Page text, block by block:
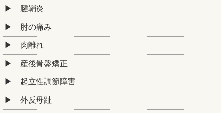
腱鞘炎
肘の痛み
肉離れ
産後骨盤矯正
起立性調節障害
外反母趾